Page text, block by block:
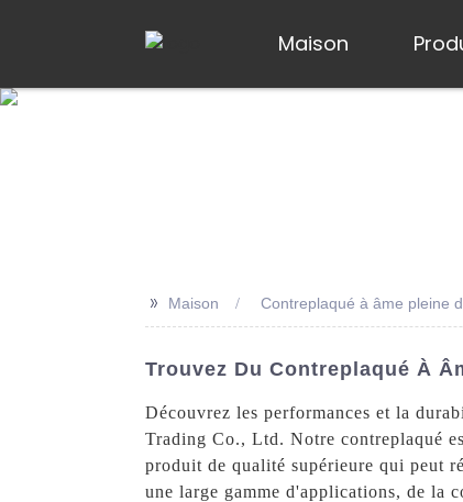
Maison
>> Maison Contreplaqué à âme pleine
Trouvez Du Contreplaqué À
Découvrez les performances et la
Trading Co., Ltd. Notre contreplaqué
produit de qualité supérieure qui peut
une large gamme d'applications, de la